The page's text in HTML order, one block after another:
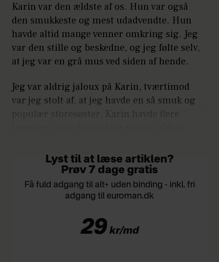
Karin var den ældste af os. Hun var også
den smukkeste og mest udadvendte. Hun
havde altid mange venner omkring sig. Jeg
var den stille og beskedne, og jeg følte selv,
at jeg var en grå mus ved siden af hende.
Jeg var aldrig jaloux på Karin, tværtimod
var jeg stolt af, at jeg havde en så smuk og
populær storesøster. Karin havde flere
Lyst til at læse artiklen?
Prøv 7 dage gratis
Få fuld adgang til alt+ uden binding - inkl. fri
adgang til euroman.dk
29 kr/md